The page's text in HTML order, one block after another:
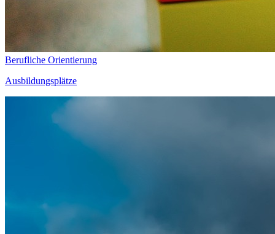
Berufliche Orientierung
Ausbildungsplätze